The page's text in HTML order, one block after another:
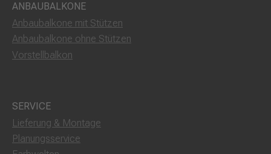
ANBAUBALKONE
Anbaubalkone mit Stützen
Anbaubalkone ohne Stützen
Vorstellbalkon
SERVICE
Lieferung & Montage
Planungsservice